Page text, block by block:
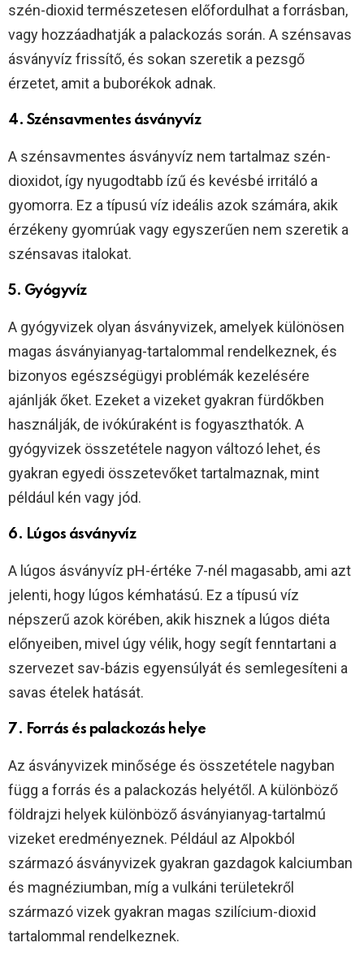
szén-dioxid természetesen előfordulhat a forrásban,
vagy hozzáadhatják a palackozás során. A szénsavas
ásványvíz frissítő, és sokan szeretik a pezsgő
érzetet, amit a buborékok adnak.
4. Szénsavmentes ásványvíz
A szénsavmentes ásványvíz nem tartalmaz szén-
dioxidot, így nyugodtabb ízű és kevésbé irritáló a
gyomorra. Ez a típusú víz ideális azok számára, akik
érzékeny gyomrúak vagy egyszerűen nem szeretik a
szénsavas italokat.
5. Gyógyvíz
A gyógyvizek olyan ásványvizek, amelyek különösen
magas ásványianyag-tartalommal rendelkeznek, és
bizonyos egészségügyi problémák kezelésére
ajánlják őket. Ezeket a vizeket gyakran fürdőkben
használják, de ivókúraként is fogyaszthatók. A
gyógyvizek összetétele nagyon változó lehet, és
gyakran egyedi összetevőket tartalmaznak, mint
például kén vagy jód.
6. Lúgos ásványvíz
A lúgos ásványvíz pH-értéke 7-nél magasabb, ami azt
jelenti, hogy lúgos kémhatású. Ez a típusú víz
népszerű azok körében, akik hisznek a lúgos diéta
előnyeiben, mivel úgy vélik, hogy segít fenntartani a
szervezet sav-bázis egyensúlyát és semlegesíteni a
savas ételek hatását.
7. Forrás és palackozás helye
Az ásványvizek minősége és összetétele nagyban
függ a forrás és a palackozás helyétől. A különböző
földrajzi helyek különböző ásványianyag-tartalmú
vizeket eredményeznek. Például az Alpokból
származó ásványvizek gyakran gazdagok kalciumban
és magnéziumban, míg a vulkáni területekről
származó vizek gyakran magas szilícium-dioxid
tartalommal rendelkeznek.